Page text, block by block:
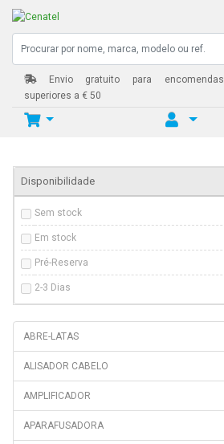
Envio gratuito para encomendas
superiores a € 50
Disponibilidade
Sem stock
Em stock
Pré-Reserva
2-3 Dias
ABRE-LATAS
ALISADOR CABELO
AMPLIFICADOR
APARAFUSADORA